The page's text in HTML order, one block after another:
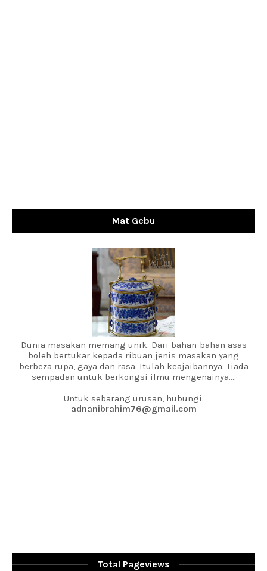
Mat Gebu
Dunia masakan memang unik. Dari bahan-bahan asas
boleh bertukar kepada ribuan jenis masakan yang
berbeza rupa, gaya dan rasa. Itulah keajaibannya. Tiada
sempadan untuk berkongsi ilmu mengenainya....
Untuk sebarang urusan, hubungi:
adnanibrahim76@gmail.com
Total Pageviews